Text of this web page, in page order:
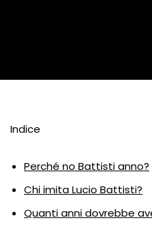
Indice
Perché no Battisti anno?
Chi imita Lucio Battisti?
Quanti anni dovrebbe